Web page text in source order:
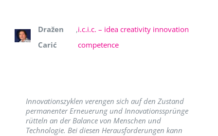
Dražen
Carić
,i.c.i.c. – idea creativity innovation
competence
Innovationszyklen verengen sich auf den Zustand
permanenter Erneuerung und Innovationssprünge
rütteln an der Balance von Menschen und
Technologie. Bei diesen Herausforderungen kann